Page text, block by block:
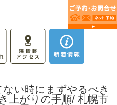
い時にまずやるべき
上がりの手順/ 札幌市